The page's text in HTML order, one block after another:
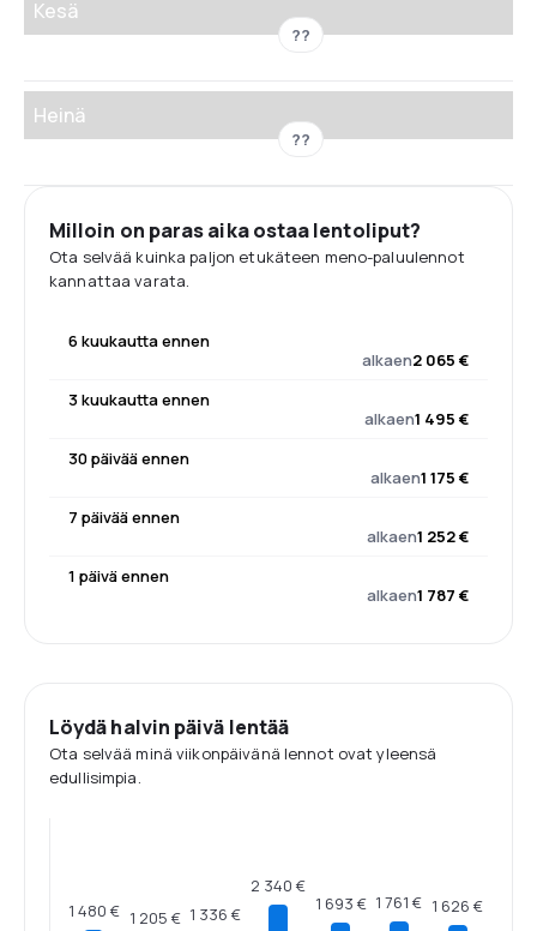
Kesä
??
Heinä
??
Milloin on paras aika ostaa lentoliput?
Ota selvää kuinka paljon etukäteen meno-paluulennot
kannattaa varata.
6 kuukautta ennen
alkaen2 065 €
3 kuukautta ennen
alkaen1 495 €
30 päivää ennen
alkaen1 175 €
7 päivää ennen
alkaen1 252 €
1 päivä ennen
alkaen1 787 €
Löydä halvin päivä lentää
Ota selvää minä viikonpäivänä lennot ovat yleensä
edullisimpia.
1 480 € 1 205 € 1 336 €
2 340 €
1 693 € 1 761 € 1 626 €